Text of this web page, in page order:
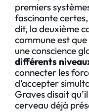
premiers
fascinante
dit, la deuxième
commune est
une conscience
différents
connecter les
d’accepter
Graves disait
cerveau déjà